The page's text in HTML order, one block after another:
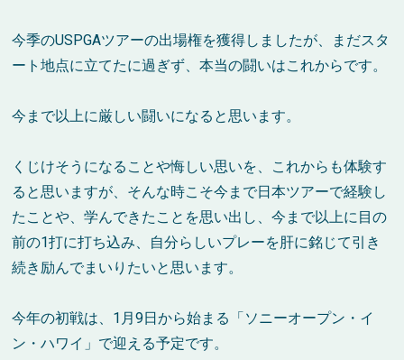
今季のUSPGAツアーの出場権を獲得しましたが、まだスタ
ート地点に立てたに過ぎず、本当の闘いはこれからです。
今まで以上に厳しい闘いになると思います。
くじけそうになることや悔しい思いを、これからも体験す
ると思いますが、そんな時こそ今まで日本ツアーで経験し
たことや、学んできたことを思い出し、今まで以上に目の
前の1打に打ち込み、自分らしいプレーを肝に銘じて引き
続き励んでまいりたいと思います。
今年の初戦は、 1 月9日から始まる「ソニーオープン・イ
ン・ハワイ」で迎える予定です。